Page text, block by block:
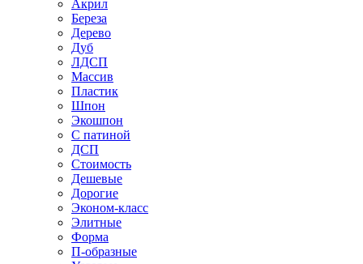
Акрил
Береза
Дерево
Дуб
ЛДСП
Массив
Пластик
Шпон
Экошпон
С патиной
ДСП
Стоимость
Дешевые
Дорогие
Эконом-класс
Элитные
Форма
П-образные